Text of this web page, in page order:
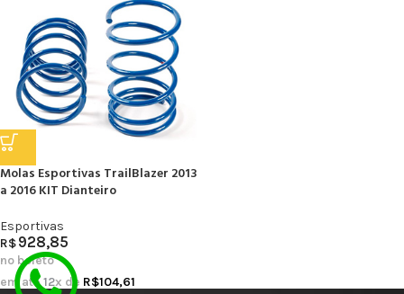
Molas Esportivas TrailBlazer 2013
a 2016 KIT Dianteiro
Esportivas
R$928,85
no boleto
em até12x de R$104,61